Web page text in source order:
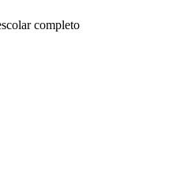
completo